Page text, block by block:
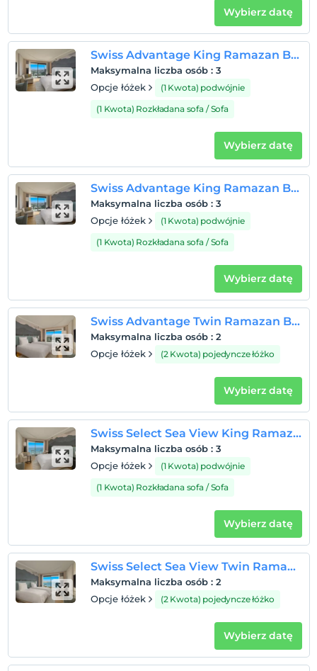
Wybierz datę
Swiss Advantage King Ramazan Bayramı 3 Gecelik Paket
Maksymalna liczba osób : 3
Opcje łóżek
(1 Kwota) podwójnie
(1 Kwota) Rozkładana sofa / Sofa
Wybierz datę
Swiss Advantage King Ramazan Bayramı 5 Gecelik Paket
Maksymalna liczba osób : 3
Opcje łóżek
(1 Kwota) podwójnie
(1 Kwota) Rozkładana sofa / Sofa
Wybierz datę
Swiss Advantage Twin Ramazan Bayramı 5 Gecelik Paket
Maksymalna liczba osób : 2
Opcje łóżek
(2 Kwota) pojedyncze łóżko
Wybierz datę
Swiss Select Sea View King Ramazan Bayramı 5 Gecelik Paket
Maksymalna liczba osób : 3
Opcje łóżek
(1 Kwota) podwójnie
(1 Kwota) Rozkładana sofa / Sofa
Wybierz datę
Swiss Select Sea View Twin Ramazan Bayramı 5 Gecelik Paket
Maksymalna liczba osób : 2
Opcje łóżek
(2 Kwota) pojedyncze łóżko
Wybierz datę